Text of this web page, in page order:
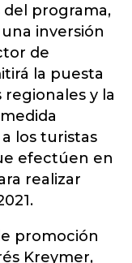
del programa,
inversión
de
la puesta
y la
los turistas
efectúen en
realizar
promoción
Kreymer,